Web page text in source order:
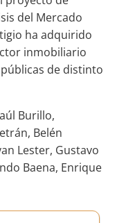
del Mercado
ha adquirido
inmobiliario
de distinto
Burillo,
Belén
Lester, Gustavo
Baena, Enrique